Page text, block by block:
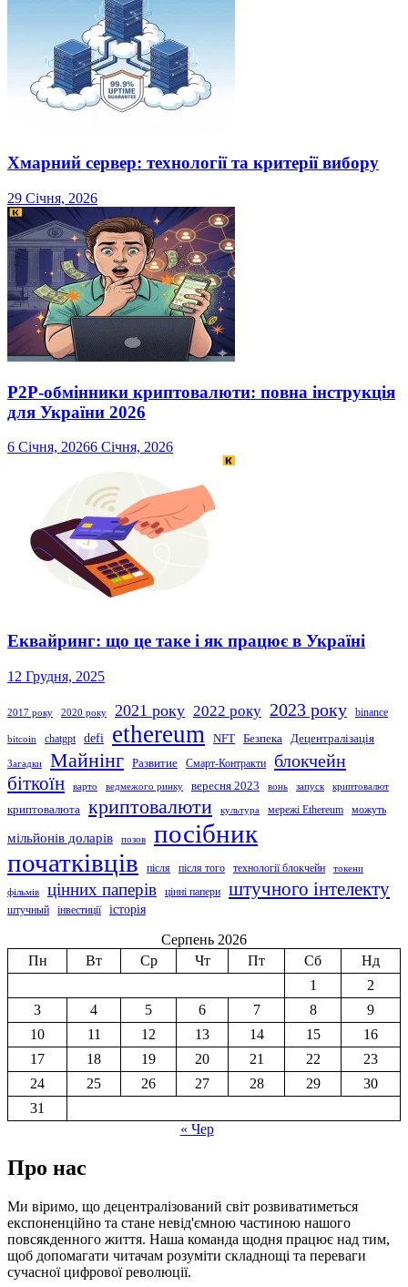
Хмарний сервер: технології та критерії вибору
29 Січня, 2026
P2P-обмінники криптовалюти: повна інструкція
для України 2026
6 Січня, 20266 Січня, 2026
Еквайринг: що це таке і як працює в Україні
12 Грудня, 2025
2017 року 2020 року 2021 року 2022 року 2023 року binance
bitcoin chatgpt defi ethereum NFT Безпека Децентралізація
Загадки Майнінг Развитие Смарт-Контракти блокчейн
біткоїн варто ведмежого ринку вересня 2023 вонь запуск криптовалют
криптовалюта криптовалюти культура мережі Ethereum можуть
мільйонів доларів позов посібник
початківців після після того технології блокчейн токени
фільмів цінних паперів цінні папери штучного інтелекту
штучный інвестиції історія
Серпень 2026
Пн
Вт Ср Чт Пт Сб
Нд
1
2
3
4 5 6 7 8
9
10
11 12 13 14 15
16
17
18 19 20 21 22
23
24
25 26 27 28 29
30
31
« Чер
Про нас
Ми віримо, що децентралізований світ розвиватиметься
експоненційно та стане невід'ємною частиною нашого
повсякденного життя. Наша команда щодня працює над тим,
щоб допомагати читачам розуміти складнощі та переваги
сучасної цифрової революції.